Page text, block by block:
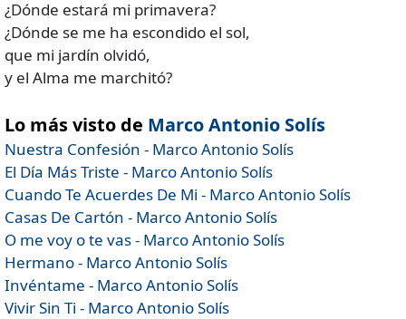
¿Dónde estará mi primavera?
¿Dónde se me ha escondido el sol,
que mi jardín olvidó,
y el Alma me marchitó?
Lo más visto de Marco Antonio Solís
Nuestra Confesión - Marco Antonio Solís
El Día Más Triste - Marco Antonio Solís
Cuando Te Acuerdes De Mi - Marco Antonio Solís
Casas De Cartón - Marco Antonio Solís
O me voy o te vas - Marco Antonio Solís
Hermano - Marco Antonio Solís
Invéntame - Marco Antonio Solís
Vivir Sin Ti - Marco Antonio Solís